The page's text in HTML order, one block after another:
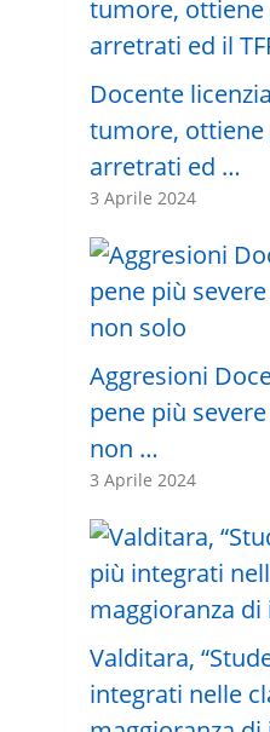
Docente
tumore, ottiene
arretrati ed …
3 Aprile 2024
Aggresioni
pene più
non …
3 Aprile 2024
Valditara,
integrati nelle